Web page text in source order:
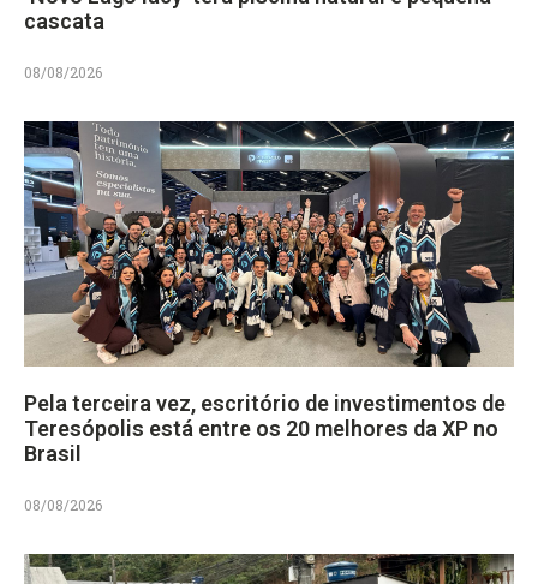
cascata
08/08/2026
Pela terceira vez, escritório de investimentos de
Teresópolis está entre os 20 melhores da XP no
Brasil
08/08/2026